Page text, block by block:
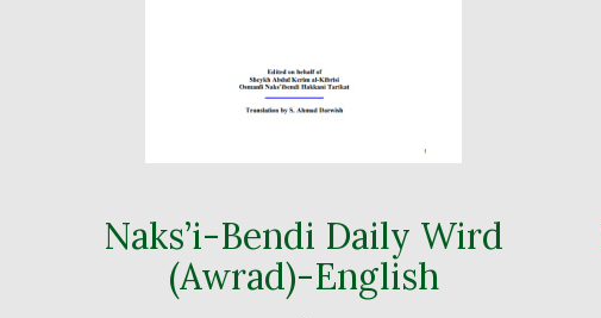
Naks’i-Bendi Daily Wird
(Awrad)-English